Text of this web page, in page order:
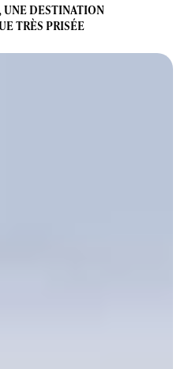
UNE DESTINATION
TRÈS PRISÉE